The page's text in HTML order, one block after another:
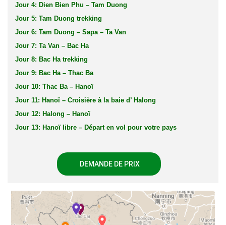
Jour 4: Dien Bien Phu – Tam Duong
Jour 5: Tam Duong trekking
Jour 6: Tam Duong – Sapa – Ta Van
Jour 7: Ta Van – Bac Ha
Jour 8: Bac Ha trekking
Jour 9: Bac Ha – Thac Ba
Jour 10: Thac Ba – Hanoï
Jour 11: Hanoï – Croisière à la baie d’ Halong
Jour 12: Halong – Hanoï
Jour 13: Hanoï libre – Départ en vol pour votre pays
DEMANDE DE PRIX